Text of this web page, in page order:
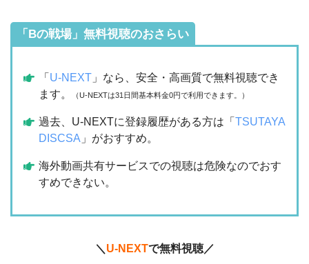
「Bの戦場」無料視聴のおさらい
「 U-NEXT 」なら、安全・高画質で無料視聴でき
ます。
（U-NEXTは31日間基本料金0円で利用できます。）
過去、U-NEXTに登録履歴がある方は「TSUTAYA
DISCSA 」がおすすめ。
海外動画共有サービスでの視聴は危険なのでおす
すめできない。
＼ U-NEXTで無料視聴／